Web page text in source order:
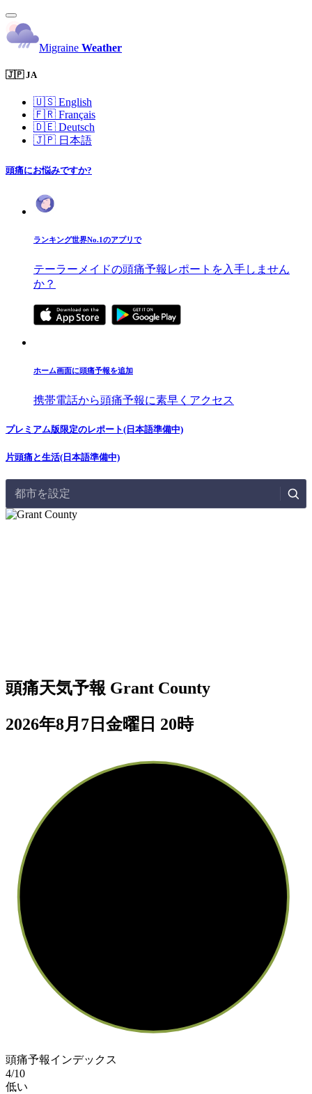
Migraine Weather
🇯🇵 JA
🇺🇸 English
🇫🇷 Français
🇩🇪 Deutsch
🇯🇵 日本語
頭痛にお悩みですか?
ランキング世界No.1のアプリで
テーラーメイドの頭痛予報レポートを入手しません
か？
ホーム画面に頭痛予報を追加
携帯電話から頭痛予報に素早くアクセス
プレミアム版限定のレポート(日本語準備中)
片頭痛と生活(日本語準備中)
都市を設定
頭痛天気予報 Grant County
2026年8月7日金曜日 20時
頭痛予報インデックス
4/10
低い